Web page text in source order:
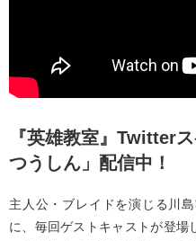
『英雄教室』Twitter
つうしん」配信中！
主人公・ブレイドを演じる川
に、毎回ゲストキャストが登場